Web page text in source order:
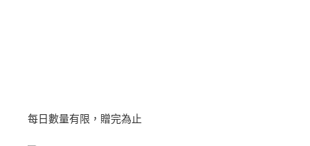
每日數量有限，贈完為止